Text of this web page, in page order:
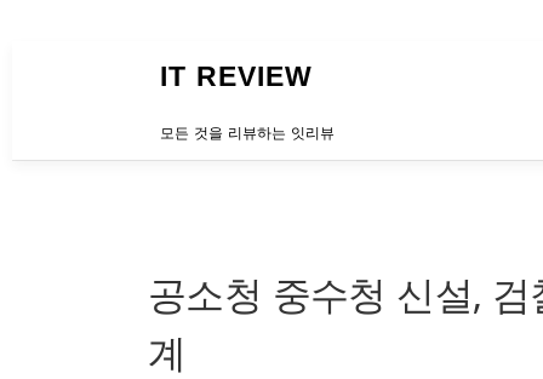
IT REVIEW
모든 것을 리뷰하는 잇리뷰
공소청 중수청 신설,
계